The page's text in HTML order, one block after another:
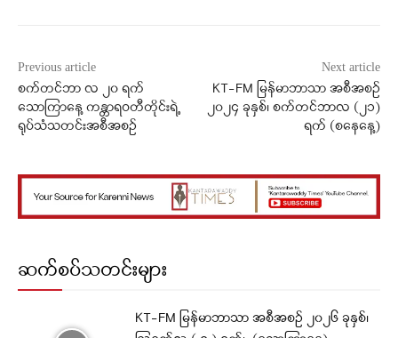
Previous article
စက်တင်ဘာ လ ၂၀ ရက်
သောကြာနေ့ ကန္တာရဝတီတိုင်းရဲ့
ရုပ်သံသတင်းအစီအစဉ်
Next article
KT-FM မြန်မာဘာသာ အစီအစဉ်
၂၀၂၄ ခုနှစ်၊ စက်တင်ဘာလ (၂၁)
ရက် (စနေနေ့)
ဆက်စပ်သတင်းများ
KT-FM မြန်မာဘာသာ အစီအစဉ် ၂၀၂၆ ခုနှစ်၊